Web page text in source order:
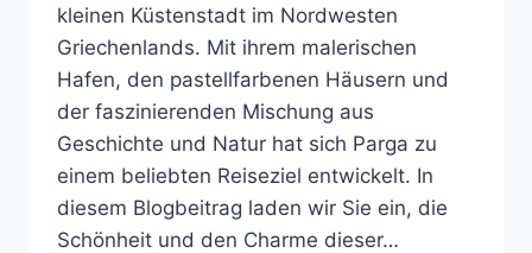
kleinen Küstenstadt im Nordwesten
Griechenlands. Mit ihrem malerischen
Hafen, den pastellfarbenen Häusern und
der faszinierenden Mischung aus
Geschichte und Natur hat sich Parga zu
einem beliebten Reiseziel entwickelt. In
diesem Blogbeitrag laden wir Sie ein, die
Schönheit und den Charme dieser…